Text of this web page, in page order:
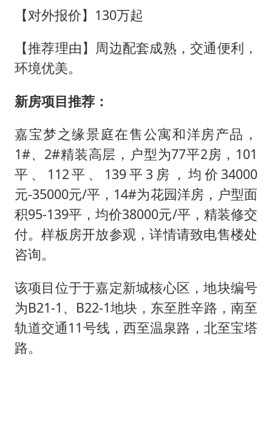
【对外报价】130万起
【推荐理由】周边配套成熟，交通便利，
环境优美。
新房项目推荐：
嘉宝梦之缘景庭在售公寓和洋房产品，
1#、2#精装高层，户型为77平2房，101
平、112平、139平3房，均价34000
元-35000元/平，14#为花园洋房，户型面
积95-139平，均价38000元/平，精装修交
付。样板房开放参观，详情请致电售楼处
咨询。
该项目位于于嘉定新城核心区，地块编号
为B21-1、B22-1地块，东至胜辛路，南至
轨道交通11号线，西至温泉路，北至宝塔
路。